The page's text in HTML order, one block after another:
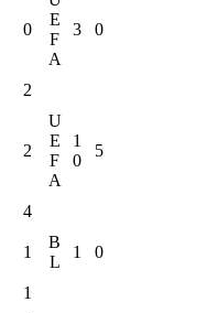
0
E
F
A
3 0
2
2
U
E
F
A
1
0
5
4
1
B
L
1 0
1